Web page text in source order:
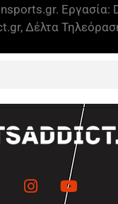
Εργασία:
Δέλτα